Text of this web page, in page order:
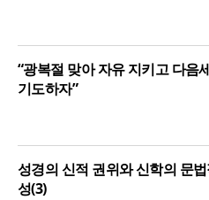
“광복절 맞아 자유 지키고 다음
기도하자”
성경의 신적 권위와 신학의 문
성(3)